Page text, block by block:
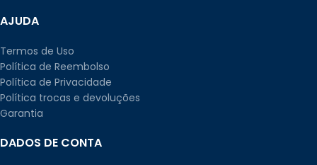
AJUDA
Termos de Uso
Política de Reembolso
Política de Privacidade
Política trocas e devoluções
Garantia
DADOS DE CONTA